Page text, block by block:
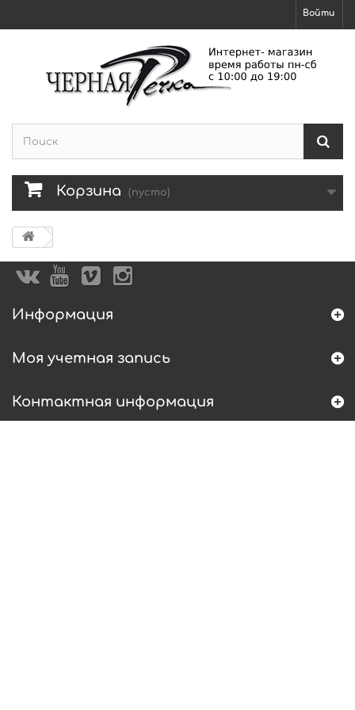
Войти
Корзина (пусто)
Информация
Моя учетная запись
Контактная информация